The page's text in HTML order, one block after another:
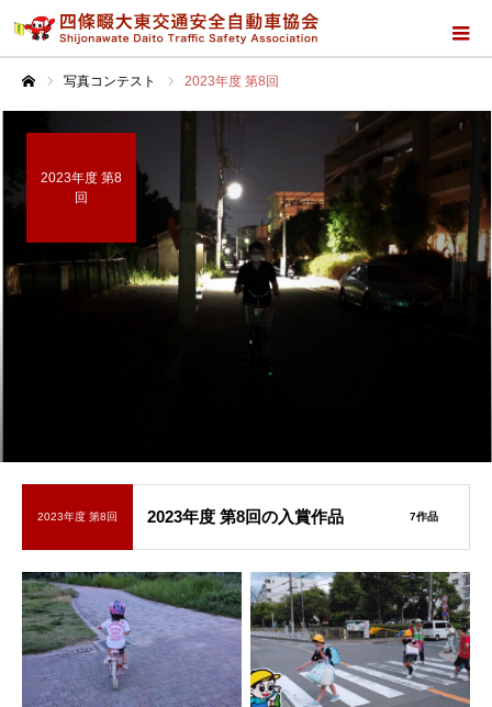
写真コンテスト 2023年度 第8回
2023年度 第8
回
2023年度 第8回 2023年度 第8回の入賞作品 7作品